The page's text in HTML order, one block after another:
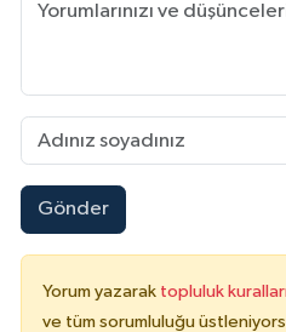
Gönder
Yorum yazarak topluluk
ve tüm sorumluluğu